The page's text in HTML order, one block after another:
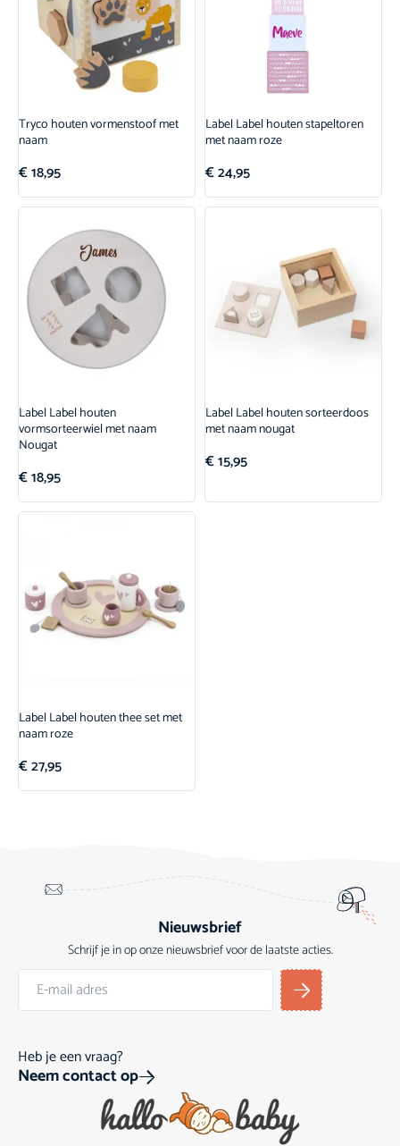
Tryco houten vormenstoof met
naam
€18,95
Label Label houten stapeltoren
met naam roze
€24,95
Label Label houten
vormsorteerwiel met naam
Nougat
€18,95
Label Label houten sorteerdoos
met naam nougat
€15,95
Label Label houten thee set met
naam roze
€27,95
Nieuwsbrief
Schrijf je in op onze nieuwsbrief voor de laatste acties.
Heb je een vraag?
Neem contact op